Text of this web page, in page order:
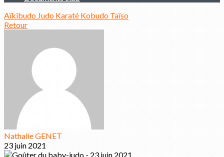
Aïkibudo Judo Karaté Kobudo Taïso
Retour
Nathalie GENET
23 juin 2021